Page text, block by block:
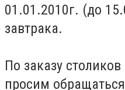
01.01.2010г. (до
завтрака.
По заказу
просим обращаться